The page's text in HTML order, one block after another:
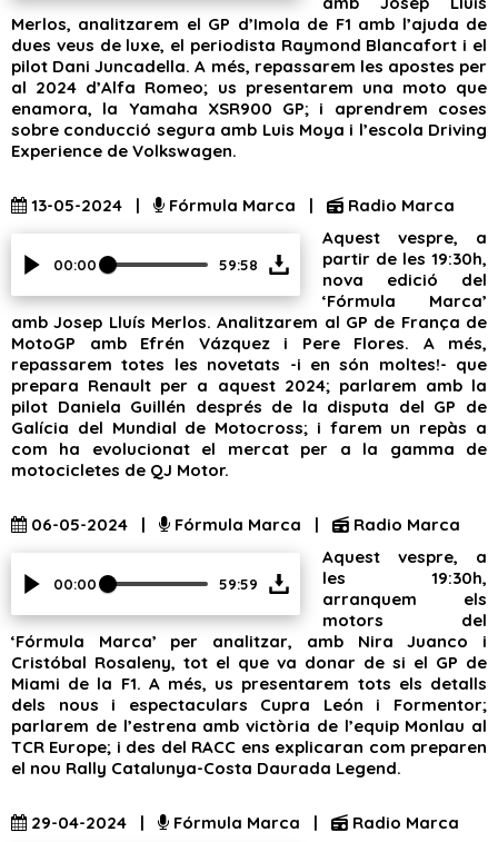
Merlos, analitzarem el GP d’Imola de F1 amb l’ajuda de
dues veus de luxe, el periodista Raymond Blancafort i el
pilot Dani Juncadella. A més, repassarem les apostes per
al 2024 d’Alfa Romeo; us presentarem una moto que
enamora, la Yamaha XSR900 GP; i aprendrem coses
sobre conducció segura amb Luis Moya i l’escola Driving
Experience de Volkswagen.
13-05-2024 | Fórmula Marca | Radio Marca
00:00 59:58
Aquest vespre, a
partir de les 19:30h,
nova edició del
‘Fórmula Marca’
amb Josep Lluís Merlos. Analitzarem al GP de França de
MotoGP amb Efrén Vázquez i Pere Flores. A més,
repassarem totes les novetats -i en són moltes!- que
prepara Renault per a aquest 2024; parlarem amb la
pilot Daniela Guillén després de la disputa del GP de
Galícia del Mundial de Motocross; i farem un repàs a
com ha evolucionat el mercat per a la gamma de
motocicletes de QJ Motor.
06-05-2024 | Fórmula Marca | Radio Marca
00:00 59:59
Aquest vespre, a
les 19:30h,
arranquem els
motors del
‘Fórmula Marca’ per analitzar, amb Nira Juanco i
Cristóbal Rosaleny, tot el que va donar de si el GP de
Miami de la F1. A més, us presentarem tots els detalls
dels nous i espectaculars Cupra León i Formentor;
parlarem de l’estrena amb victòria de l’equip Monlau al
TCR Europe; i des del RACC ens explicaran com preparen
el nou Rally Catalunya-Costa Daurada Legend.
29-04-2024 | Fórmula Marca | Radio Marca